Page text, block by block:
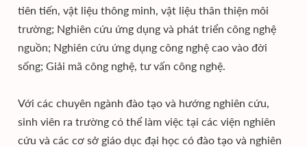
tiên tiến, vật liệu thông minh, vật liệu thân thiện môi
trường; Nghiên cứu ứng dụng và phát triển công nghệ
nguồn; Nghiên cứu ứng dụng công nghệ cao vào đời
sống; Giải mã công nghệ, tư vấn công nghệ.
Với các chuyên ngành đào tạo và hướng nghiên cứu,
sinh viên ra trường có thể làm việc tại các viện nghiên
cứu và các cơ sở giáo dục đại học có đào tạo và nghiên